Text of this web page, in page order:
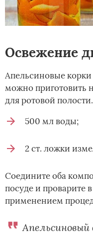
Освежение
Апельсиновые
можно приготовить
для ротовой
500 мл воды;
2 ст. ложки
Соедините оба
посуде и проварите
применением